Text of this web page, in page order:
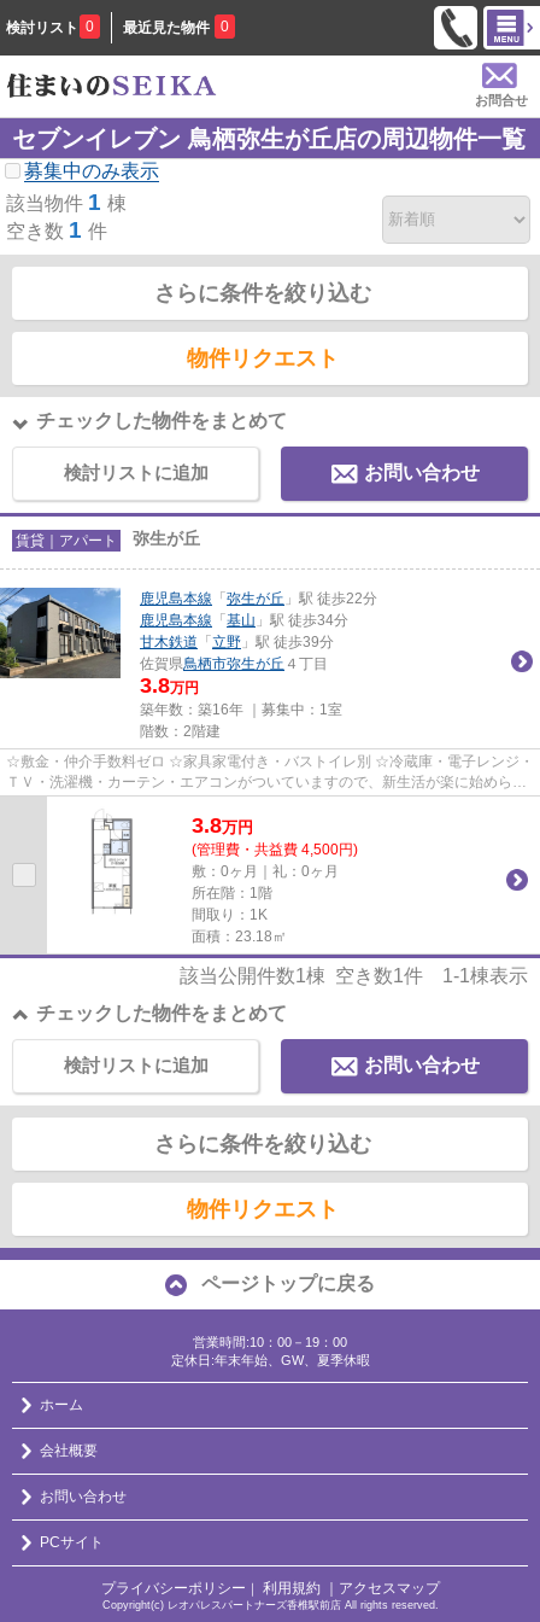
検討リスト 0 最近見た物件 0
お問合せ
セブンイレブン 鳥栖弥生が丘店の周辺物件一覧
募集中のみ表示
該当物件 1 棟
空き数 1 件
さらに条件を絞り込む
物件リクエスト
チェックした物件をまとめて
検討リストに追加 お問い合わせ
賃貸｜アパート 弥生が丘
鹿児島本線 「 弥生が丘 」駅 徒歩22分
鹿児島本線 「 基山 」駅 徒歩34分
甘木鉄道 「 立野 」駅 徒歩39分
佐賀県鳥栖市弥生が丘 ４丁目
3.8万円
築年数：築16年 ｜募集中： 1室
階数：2階建
☆敷金・仲介手数料ゼロ ☆家具家電付き・バストイレ別 ☆冷蔵庫・電子レンジ・
ＴＶ・洗濯機・カーテン・エアコンがついていますので、新生活が楽に始められ
3.8万円
(管理費・共益費 4,500円)
敷：0ヶ月｜礼：0ヶ月
所在階：1階
間取り：1K
面積：23.18㎡
該当公開件数1棟 空き数1件 1-1棟表示
チェックした物件をまとめて
お問い合わせ
検討リストに追加
さらに条件を絞り込む
物件リクエスト
ページトップに戻る
営業時間:10：00－19：00
定休日:年末年始、GW、夏季休暇
ホーム
会社概要
お問い合わせ
PCサイト
プライバシーポリシー ｜ 利用規約 ｜アクセスマップ
Copyright(c) レオパレスパートナーズ香椎駅前店 All rights reserved.